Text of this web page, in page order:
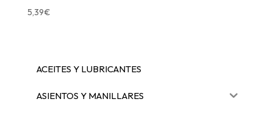
5,39€
ACEITES Y LUBRICANTES
ASIENTOS Y MANILLARES